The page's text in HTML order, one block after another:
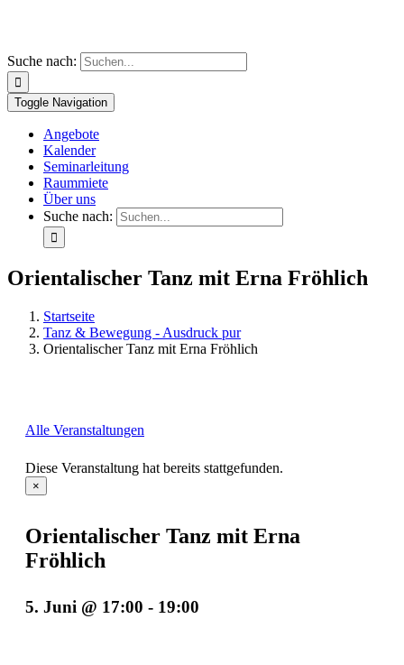
Suche nach:
Toggle Navigation
Angebote
Kalender
Seminarleitung
Raummiete
Über uns
Suche nach:
Orientalischer Tanz mit Erna Fröhlich
Startseite
Tanz & Bewegung - Ausdruck pur
Orientalischer Tanz mit Erna Fröhlich
Alle Veranstaltungen
Diese Veranstaltung hat bereits stattgefunden.
×
Orientalischer Tanz mit Erna
Fröhlich
5. Juni @ 17:00 - 19:00